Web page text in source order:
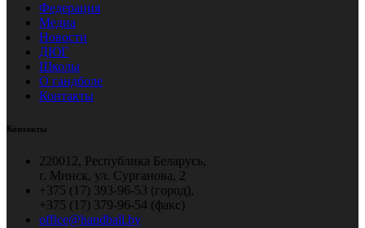
Федерация
Медиа
Новости
ДЮГ
Школы
О гандболе
Контакты
Контакты
220012, Республика Беларусь,
г. Минск, ул. Сурганова, 2
+375 (17) 393-96-53 (город),
+375 (17) 379-96-54 (факс)
office@handball.by